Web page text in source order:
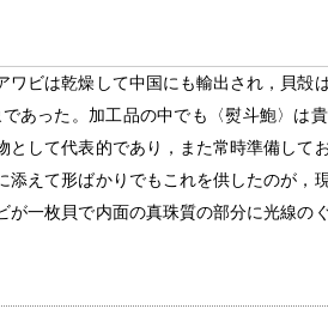
ビは乾燥して中国にも輸出され，貝殻
あった。加工品の中でも〈熨斗鮑〉は
して代表的であり，また常時準備して
えて形ばかりでもこれを供したのが，
一枚貝で内面の真珠質の部分に光線の